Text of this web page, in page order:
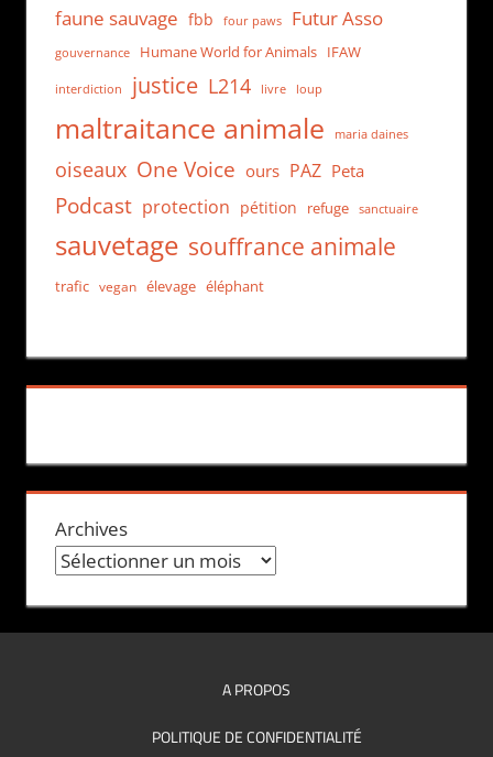
faune sauvage fbb four paws Futur Asso
gouvernance Humane World for Animals IFAW
interdiction justice L214 livre loup
maltraitance animale maria daines
oiseaux One Voice ours PAZ Peta
Podcast protection pétition refuge sanctuaire
sauvetage souffrance animale
trafic vegan élevage éléphant
Archives
A PROPOS
POLITIQUE DE CONFIDENTIALITÉ